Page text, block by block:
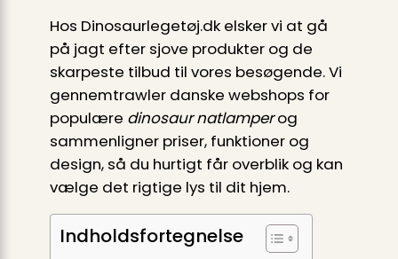
Hos Dinosaurlegetøj.dk elsker vi at gå
på jagt efter sjove produkter og de
skarpeste tilbud til vores besøgende. Vi
gennemtrawler danske webshops for
populære dinosaur natlamperog
sammenligner priser, funktioner og
design, så du hurtigt får overblik og kan
vælge det rigtige lys til dit hjem.
Indholdsfortegnelse